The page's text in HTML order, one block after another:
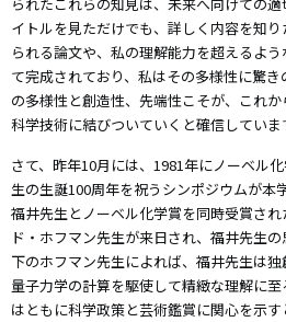
イトルを見ただけでも、詳しく内容を知
られる論文や、私の理解能力を超えるよ
て完成されており、私はその多様性に驚
の多様性と創造性、先端性こそが、これ
科学技術に結びついていくと確信していま
さて、昨年10月には、1981年にノーベル
生の生誕100周年を祝うシンポジウムが本
福井先生とノーベル化学賞を同時受賞さ
ド・ホフマン先生が来日され、福井先生
下のホフマン先生によれば、福井先生は独
量子力学の計算を駆使して精緻な理解に
はともに科学政策と芸術鑑賞に関心を示